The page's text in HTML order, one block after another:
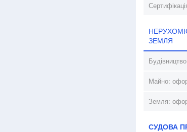
ЗЕМЛЯ
Майно:
Земля:
СУДОВА